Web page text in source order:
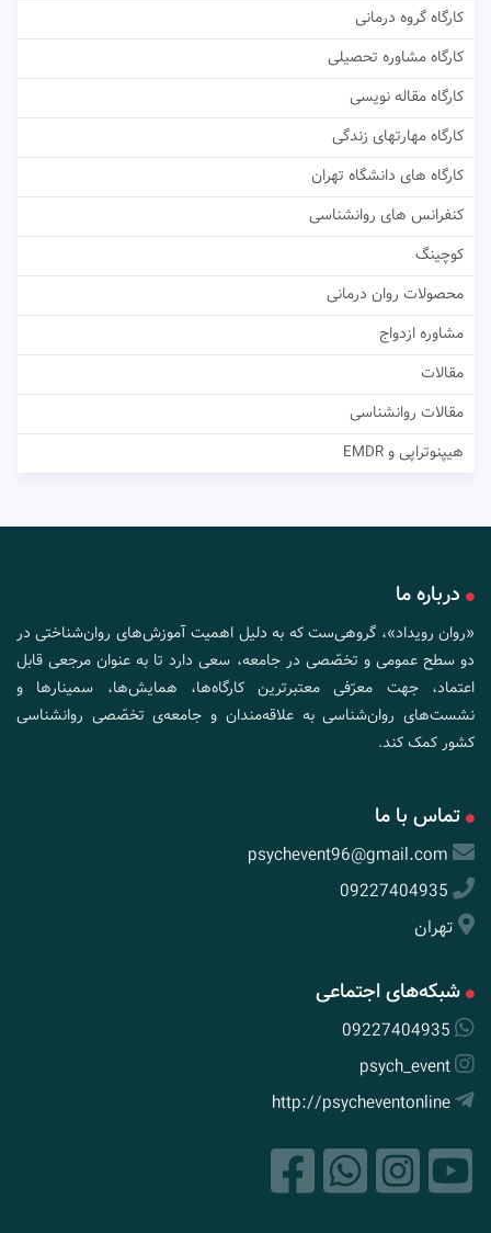
کارگاه گروه درمانی
کارگاه مشاوره تحصیلی
کارگاه مقاله نویسی
کارگاه مهارتهای زندگی
کارگاه های دانشگاه تهران
کنفرانس های روانشناسی
کوچینگ
محصولات روان درمانی
مشاوره ازدواج
مقالات
مقالات روانشناسی
هیپنوتراپی و EMDR
درباره ما
«روان رویداد»، گروهی‌ست که به دلیل اهمیت آموزش‌های روان‌شناختی در
دو سطح عمومی و تخصّصی در جامعه، سعی دارد تا به عنوان مرجعی قابل
اعتماد، جهت معرّفی معتبرترین کارگاه‌ها، همایش‌ها، سمینارها و
نشست‌های روان‌شناسی به علاقه‌مندان و جامعه‌ی تخصّصی روانشناسی
کشور کمک کند.
تماس با ما
psychevent96@gmail.com
09227404935
تهران
شبکه‌های اجتماعی
09227404935
psych_event
http://psycheventonline